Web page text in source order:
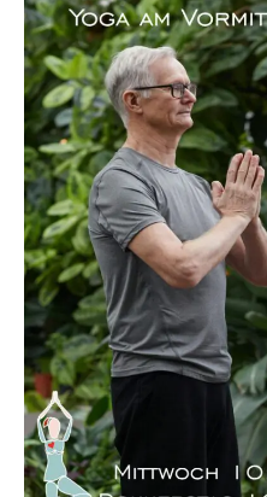
am
Vormittag
in
Chemnitz
–
Kurse
für
Einsteiger
&
60+